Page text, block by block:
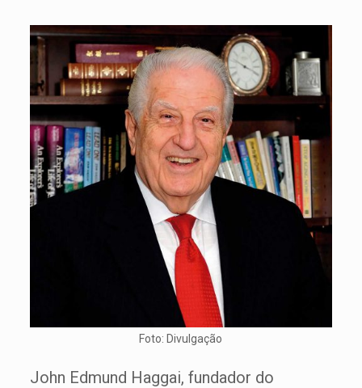
Foto: Divulgação
John Edmund Haggai, fundador do